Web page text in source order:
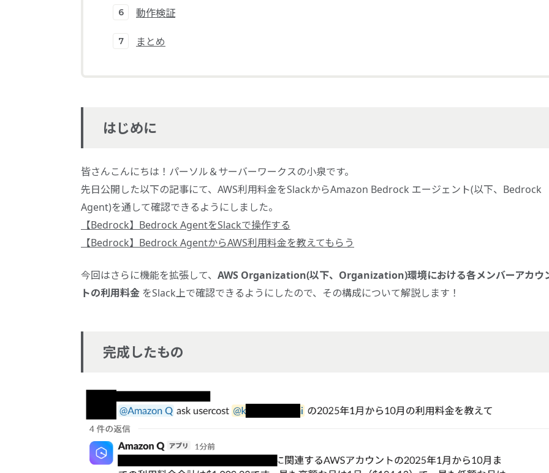
動作検証
まとめ
はじめに
皆さんこんにちは！パーソル＆サーバーワークスの小泉です。
先日公開した以下の記事にて、AWS利用料金をSlackからAmazon Bedrock エージェント(以下、Bedrock
Agent)を通して確認できるようにしました。
【Bedrock】Bedrock AgentをSlackで操作する
【Bedrock】Bedrock AgentからAWS利用料金を教えてもらう
今回はさらに機能を拡張して、 AWS Organization(以下、Organization)環境における各メンバーアカウ
トの利用料金 をSlack上で確認できるようにしたので、その構成について解説します！
完成したもの